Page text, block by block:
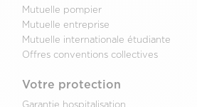
Mutuelle pompier
Mutuelle entreprise
Mutuelle internationale étudiante
Offres conventions collectives
Votre protection
Garantie hospitalisation